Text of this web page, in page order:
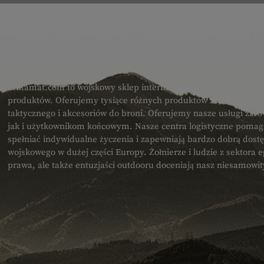
armamat.com to wojskowy sklep internetowy dla Europy z
produktów. Oferujemy tysiące różnych produktów z zakresu
taktycznego i akcesoriów do broni. Oferujemy nasze usługi
jak i użytkownikom końcowym. Nasze centra logistyczne
spełniać indywidualne życzenia i zapewniają bardzo dobrą
wojskowego w dużej części Europy. Żołnierze i ludzie z sektora
prawa, ale także entuzjaści outdooru doceniają nasz